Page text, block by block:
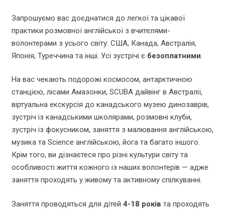
Запрошуємо вас доєднатися до легкої та цікавої
практики розмовної англійської з вчителями-
волонтерами з усього світу: США, Канада, Австралія,
Японія, Туреччина та інші. Усі зустрічі є безоплатними.
На вас чекають подорожі космосом, антарктичною
станцією, лісами Амазонки, SCUBA дайвінг в Австралії,
віртуальна екскурсія до канадського музею динозаврів,
зустріч із канадськими школярами, розмовні клуби,
зустріч із фокусником, заняття з малювання англійською,
музика та Science англійською, йога та багато іншого.
Крім того, ви дізнаєтеся про різні культури світу та
особливості життя кожного із наших волонтерів — адже
заняття проходять у живому та активному спілкуванні.
Заняття проводяться для дітей 4-18 років та проходять